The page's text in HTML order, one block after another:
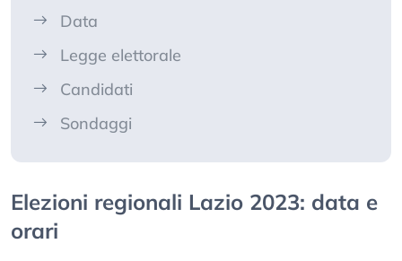
Data
Legge elettorale
Candidati
Sondaggi
Elezioni regionali Lazio 2023: data e
orari